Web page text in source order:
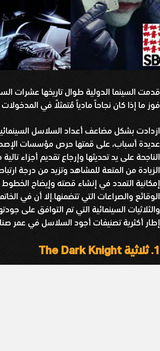
قدمت السينما الدولية طوال تاريخها عشرات
فوز ما إذا كان نجاحاً مادياً مُتمثلاً في المدخولات
ازدادت بشكل مضاعف أعداد السلاسل
عديدة أسباب، على قمتها حرص مؤسسات
الناجحة على يد تحديثها وإرجاع تقديم أجزاء
الزيادة من المتعة للمشاهد وتزيد من درجة
إمكانية التمدد في إنشاء قصته وإيضاح
الوقائع والصراعات التي تتضمنها.إلا أن في
والثلاثيات السينمائية التي تم التوافق على
إطار أكثرية تصنيفات أجود السلاسل في عمر
1. ثلاثية The Dark Knight